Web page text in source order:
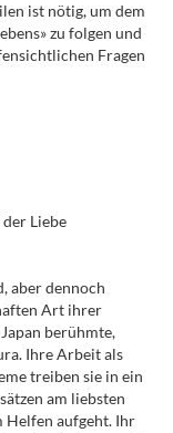
ist nötig, um dem
zu folgen und
Fragen
der Liebe
aber dennoch
Art ihrer
berühmte,
Ihre Arbeit als
treiben sie in ein
am liebsten
Helfen aufgeht. Ihr